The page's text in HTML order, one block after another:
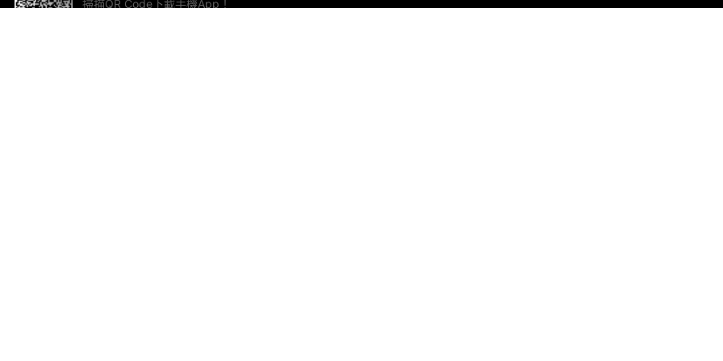
掃描QR Code下載手機App！